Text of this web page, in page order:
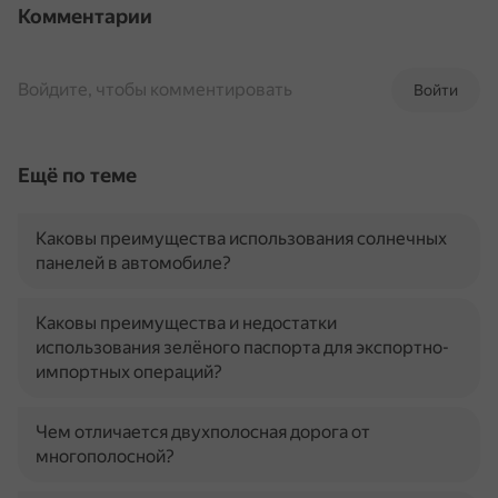
Комментарии
Войти
Войдите, чтобы комментировать
Ещё по теме
Каковы преимущества использования солнечных
панелей в автомобиле?
Каковы преимущества и недостатки
использования зелёного паспорта для экспортно-
импортных операций?
Чем отличается двухполосная дорога от
многополосной?